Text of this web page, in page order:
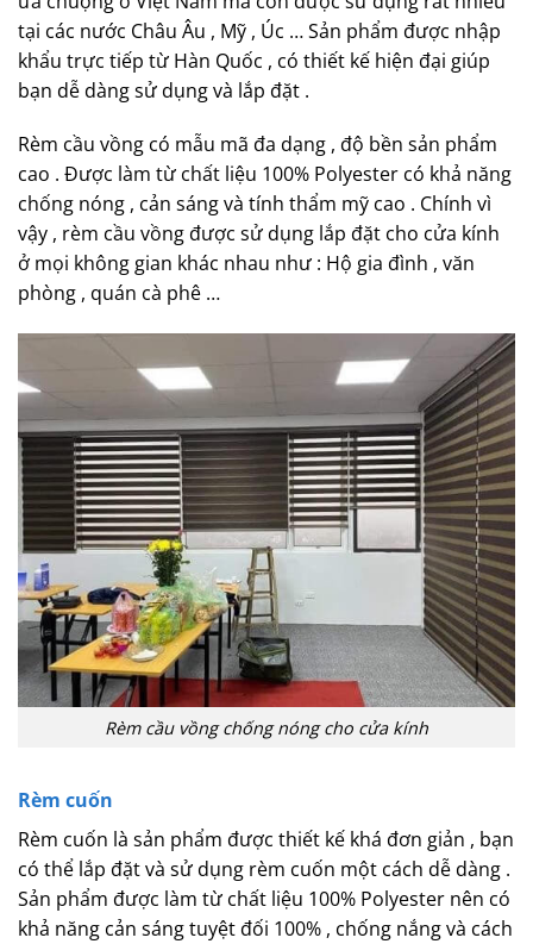
tại các nước Châu Âu , Mỹ , Úc … Sản phẩm được nhập
khẩu trực tiếp từ Hàn Quốc , có thiết kế hiện đại giúp
bạn dễ dàng sử dụng và lắp đặt .
Rèm cầu vồng có mẫu mã đa dạng , độ bền sản phẩm
cao . Được làm từ chất liệu 100% Polyester có khả năng
chống nóng , cản sáng và tính thẩm mỹ cao . Chính vì
vậy , rèm cầu vồng được sử dụng lắp đặt cho cửa kính
ở mọi không gian khác nhau như : Hộ gia đình , văn
phòng , quán cà phê …
Rèm cầu vồng chống nóng cho cửa kính
Rèm cuốn
Rèm cuốn là sản phẩm được thiết kế khá đơn giản , bạn
có thể lắp đặt và sử dụng rèm cuốn một cách dễ dàng .
Sản phẩm được làm từ chất liệu 100% Polyester nên có
khả năng cản sáng tuyệt đối 100% , chống nắng và cách